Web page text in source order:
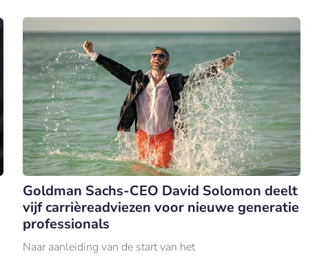
Goldman Sachs-CEO David Solomon deelt
vijf carrièreadviezen voor nieuwe generatie
professionals
Naar aanleiding van de start van het